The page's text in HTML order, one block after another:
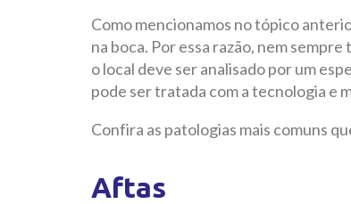
Como mencionamos no tópico
na boca. Por essa razão, nem
o local deve ser analisado por um
pode ser tratada com a tecnologia e
Confira as patologias mais comuns
Aftas